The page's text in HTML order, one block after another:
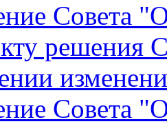
Совета
решения
Совета